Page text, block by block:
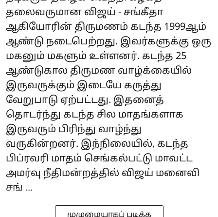
தலைவருமான விஜய் - சங்கீதா
ஆகியோரின் திருமணம் கடந்த 1999ஆம்
ஆண்டு நடைபெற்றது. இவர்களுக்கு ஒரு
மகனும் மகளும் உள்ளனர். கடந்த 25
ஆண்டுகால திருமண வாழ்க்கையில்
இருவருக்கும் இடையே கருத்து
வேறுபாடு ஏற்பட்டது. இதனைத்
தொடர்ந்து கடந்த சில மாதங்களாக
இருவரும் பிரிந்து வாழ்ந்து
வருகின்றனர். இந்நிலையில், கடந்த
பிப்ரவரி மாதம் செங்கல்பட்டு மாவட்ட
அமர்வு நீதிமன்றத்தில் விஜய் மனைவி
சங் ...
முழுமையாகப் படிக்க